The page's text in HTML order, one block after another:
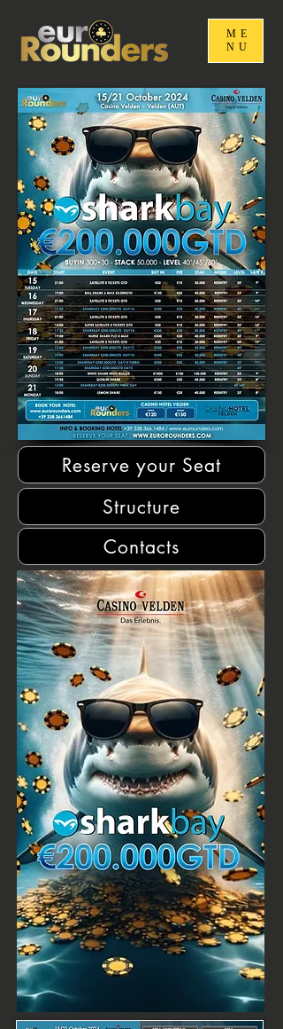
ME
NU
Reserve your Seat
Structure
Contacts